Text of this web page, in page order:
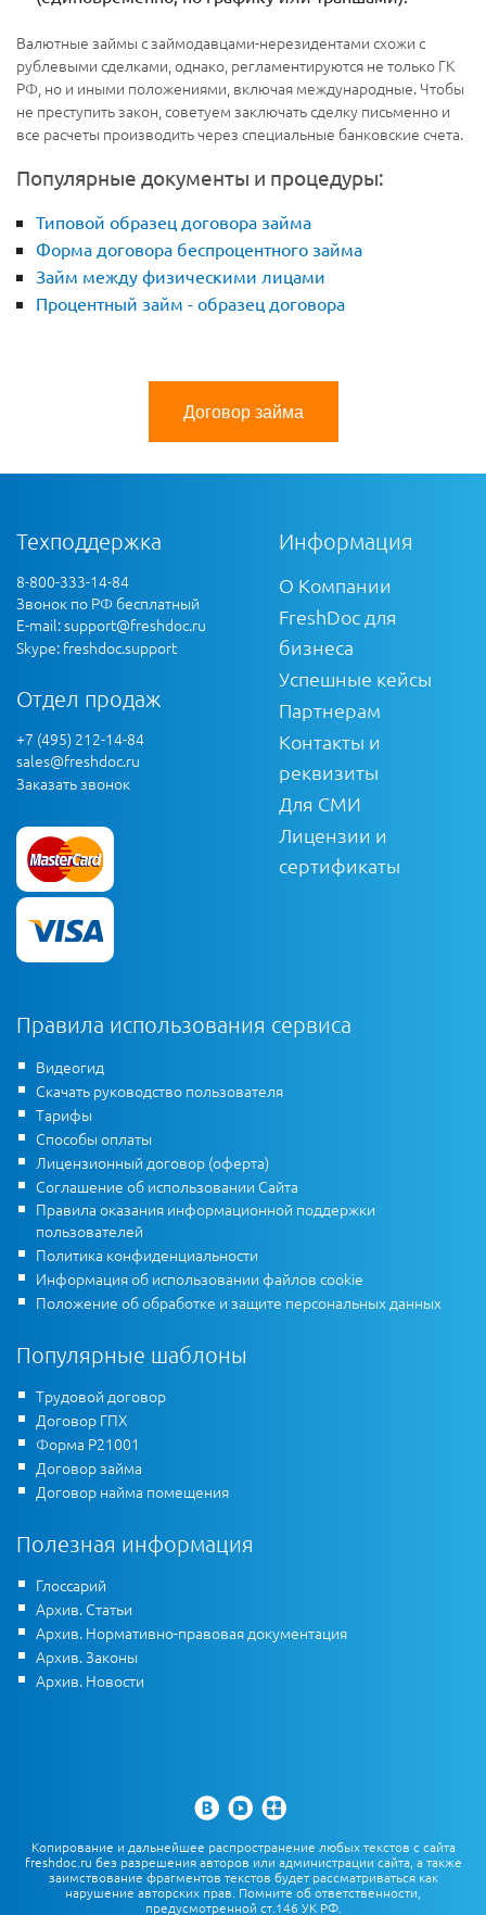
Валютные займы с займодавцами-нерезидентами схожи с
рублевыми сделками, однако, регламентируются не только ГК
РФ, но и иными положениями, включая международные. Чтобы
не преступить закон, советуем заключать сделку письменно и
все расчеты производить через специальные банковские счета.
Популярные документы и процедуры:
Типовой образец договора займа
Форма договора беспроцентного займа
Займ между физическими лицами
Процентный займ - образец договора
Договор займа
Техподдержка
8-800-333-14-84
Звонок по РФ бесплатный
E-mail:support@freshdoc.ru
Skype: freshdoc.support
Отдел продаж
+7 (495) 212-14-84
sales@freshdoc.ru
Заказать звонок
Информация
О Компании
FreshDoc для
бизнеса
Успешные кейсы
Партнерам
Контакты и
реквизиты
Для СМИ
Лицензии и
сертификаты
Правила использования сервиса
Видеогид
Скачать руководство пользователя
Тарифы
Способы оплаты
Лицензионный договор (оферта)
Соглашение об использовании Сайта
Правила оказания информационной поддержки
пользователей
Политика конфиденциальности
Информация об использовании файлов cookie
Положение об обработке и защите персональных данных
Популярные шаблоны
Трудовой договор
Договор ГПХ
Форма Р21001
Договор займа
Договор найма помещения
Полезная информация
Глоссарий
Архив. Статьи
Архив. Нормативно-правовая документация
Архив. Законы
Архив. Новости
Копирование и дальнейшее распространение любых текстов с сайта
freshdoc.ru без разрешения авторов или администрации сайта, а также
заимствование фрагментов текстов будет рассматриваться как
нарушение авторских прав. Помните об ответственности,
предусмотренной ст.146 УК РФ.